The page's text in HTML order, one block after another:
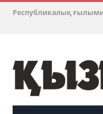
Республикалық